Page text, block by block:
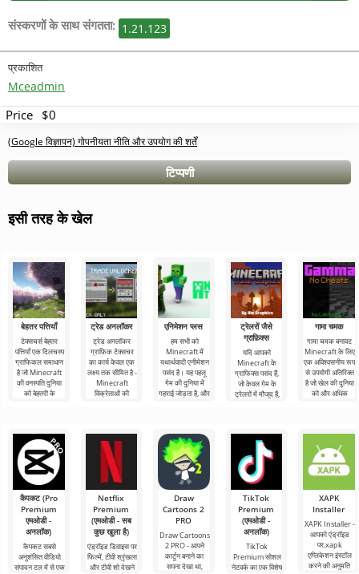
संस्करणों के साथ संगतता: 1.21.123
प्रकाशित
Mceadmin
Price $0
(Google विज्ञापन) गोपनीयता नीति और उपयोग की शर्तें
टिप्पणी
इसी तरह के खेल
बेहतर पत्तियाँ
टेक्सचर्स बेहतर
पत्तियाँ एक दिलचस्प
ग्राफिकल समाधान
है जो Minecraft
की वनस्पति दुनिया
को बेहतरी के
ट्रेड अनलॉकर
ट्रेड अनलॉकर
ग्राफ़िक टेक्सचर
का कार्य केवल एक
लक्ष्य तक सीमित है -
Minecraft
विक्रेताओं की
एनिमेशन प्लस
हम सभी को
Minecraft में
यथार्थवादी एनीमेशन
पसंद है। यह पहलू
गेम की दुनिया में
गहराई जोड़ता है, और
ट्रेलरों जैसे
ग्राफ़िक्स
यदि आपको
Minecraft के
ग्राफिक्स पसंद हैं,
जो केवल गेम के
ट्रेलरों में मौजूद हैं,
गामा चमक
गामा चमक बनावट
Minecraft के लिए
एक अविश्वसनीय रूप
से उपयोगी अतिरिक्त
है जो खेल की दुनिया
को और अधिक
कैपकट (Pro
Premium
एमओडी -
अनलॉक)
कैपकट सबसे
अनुशंसित वीडियो
संपादन टूल में से एक
Netflix
Premium
(एमओडी - सब
कुछ खुला है)
एंड्रॉइड डिवाइस पर
फिल्में, टीवी श्रृंखला
और टीवी शो देखने
Draw
Cartoons 2
PRO
Draw Cartoons
2 PRO - आपने
कार्टून बनाने का
सपना देखा था,
TikTok
Premium
(एमओडी -
अनलॉक)
TikTok
Premium सोशल
नेटवर्क का एक विशेष
XAPK
Installer
XAPK Installer -
आपको एंड्रॉइड
पर.xapk
एप्लिकेशन इंस्टॉल
करने की अनुमति